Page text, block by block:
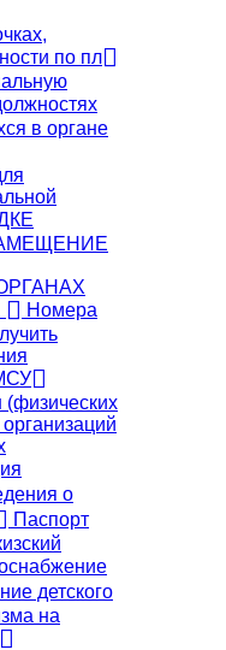
по пл
в органе
Номера
о
Паспорт
детского
на